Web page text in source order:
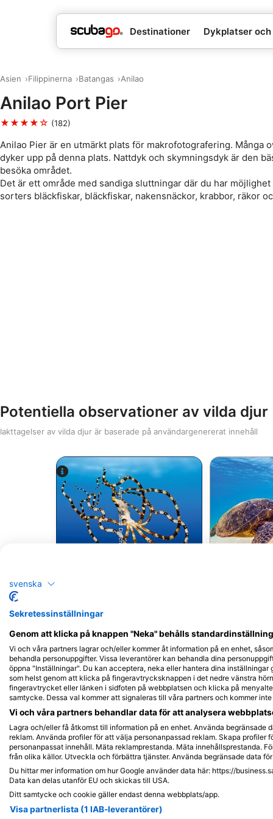
Destinationer Dykplatser
Asien Filippinerna Batangas Anilao
Anilao Port Pier
★★★★☆ (182)
Anilao Pier är en utmärkt plats för makrofotografering. Många
dyker upp på denna plats. Nattdyk och skymningsdyk är den
besöka området.
Det är ett område med sandiga sluttningar där du har
sorters bläckfiskar, bläckfiskar, nakensnäckor, krabbor, räkor
Potentiella observationer av vilda djur
Iakttagelser av vilda djur är baserade på användargenererat innehåll
Alamy/Reinhard Dirscherl
J F M A M J J A S O N D J F M A M
Dykcenter som serverar denna
svenska
Sekretessinställningar
Genom att klicka på knappen "Neka" behålls
Vi och våra partners lagrar och/eller kommer åt information på en enhet,
behandla personuppgifter. Vissa leverantörer kan behandla dina
öppna "Inställningar". Du kan acceptera, neka eller hantera dina
som helst genom att klicka på fingeravtrycksknappen i det nedre vänstra
fingeravtrycket eller länken i sidfoten på webbplatsen och klicka på
samtycke. Dessa val kommer att signaleras till våra partners och kommer
Vi och våra partners behandlar data för att analysera
Lagra och/eller få åtkomst till information på en enhet. Använda begränsade
reklam. Använda profiler för att välja personanpassad reklam. Skapa profiler
personanpassat innehåll. Mäta reklamprestanda. Mäta innehållsprestanda.
från olika källor. Utveckla och förbättra tjänster. Använda begränsade data
Du hittar mer information om hur Google använder data här: https://
Data kan delas utanför EU och skickas till USA.
Ditt samtycke och cookie gäller endast denna webbplats/app.
Visa partnerlista (1 IAB-leverantörer)